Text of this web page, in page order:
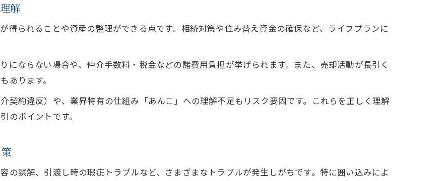
安心できる不動産売却の効率的な進め方
解
得られることや資産の整理ができる点です。相続対策や住み替え資金の確保など、ライフプランに
にならない場合や、仲介手数料・税金などの諸費用負担が挙げられます。また、売却活動が長引く
あります。
契約違反）や、業界特有の仕組み「あんこ」への理解不足もリスク要因です。これらを正しく理解
のポイントです。
の誤解、引渡し時の瑕疵トラブルなど、さまざまなトラブルが発生しがちです。特に囲い込みによ